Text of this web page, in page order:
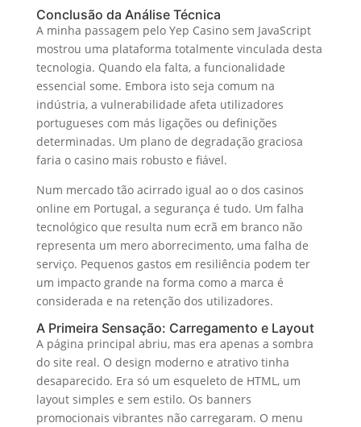
Conclusão da Análise Técnica
A minha passagem pelo Yep Casino sem JavaScript
mostrou uma plataforma totalmente vinculada desta
tecnologia. Quando ela falta, a funcionalidade
essencial some. Embora isto seja comum na
indústria, a vulnerabilidade afeta utilizadores
portugueses com más ligações ou definições
determinadas. Um plano de degradação graciosa
faria o casino mais robusto e fiável.
Num mercado tão acirrado igual ao o dos casinos
online em Portugal, a segurança é tudo. Um falha
tecnológico que resulta num ecrã em branco não
representa um mero aborrecimento, uma falha de
serviço. Pequenos gastos em resiliência podem ter
um impacto grande na forma como a marca é
considerada e na retenção dos utilizadores.
A Primeira Sensação: Carregamento e Layout
A página principal abriu, mas era apenas a sombra
do site real. O design moderno e atrativo tinha
desaparecido. Era só um esqueleto de HTML, um
layout simples e sem estilo. Os banners
promocionais vibrantes não carregaram. O menu